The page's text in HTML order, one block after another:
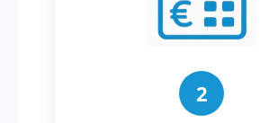
2